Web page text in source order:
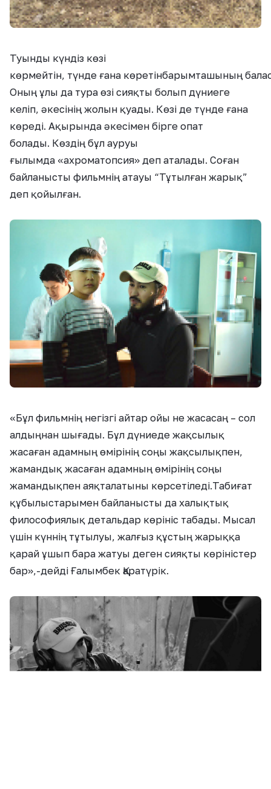
Туынды күндіз көзі
көрмейтін, түнде ғана көретінбарымташының
Оның ұлы да тура өзі сияқты болып дүниеге
келіп, әкесінің жолын қуады. Көзі де түнде ғана
көреді. Ақырында әкесімен бірге опат
болады. Көздің бұл ауруы
ғылымда «ахроматопсия» деп аталады. Cоған
байланысты фильмнің атауы “Тұтылған жарық”
деп қойылған.
«Бұл фильмнің негізгі айтар ойы не жасасаң – сол
алдыңнан шығады. Бұл дүниеде жақсылық
жасаған адамның өмірінің соңы жақсылықпен,
жамандық жасаған адамның өмірінің соңы
жамандықпен аяқталатыны көрсетіледі.Табиғат
құбылыстарымен байланысты да халықтық
философиялық детальдар көрініс табады. Мысал
үшін күннің тұтылуы, жалғыз құстың жарыққа
қарай ұшып бара жатуы деген сияқты көріністер
бар»,-дейді Ғалымбек Қаратүрік.